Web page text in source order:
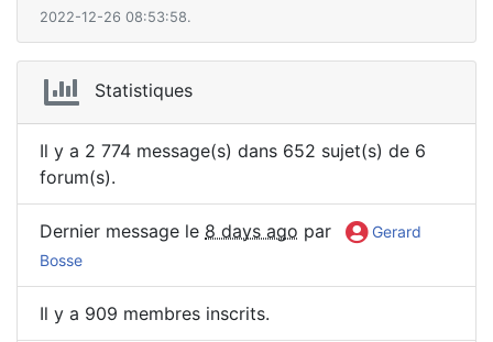
2022-12-26 08:53:58.
Statistiques
Il y a 2 774 message(s) dans 652 sujet(s) de 6
forum(s).
Dernier message le 8 days ago par
Gerard
Bosse
Il y a 909 membres inscrits.